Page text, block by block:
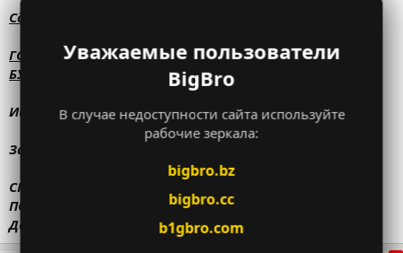
Сделаем по вашему желанию ПГТ!
ГОРЯЧИЙ КЛАД ! ВОЗЬМИ ЗАКАЖИ И ЧЕРЕЗ 5 ЧАСОВ ОН
БУДЕТ ТАМ ГДЕ ТЫ СКАЖЕШЬ !
Ищем курьера !
Заходите к нам в бот , и будете приятно удивлены !
СКИДКА ПО ВЫХОДНОМУ ДНЮ ДЛЯ НАШИХ
ПОЛЬЗОВАТЕЛЕЙ !
Доставка ПОЧТОЙ!
Уважаемые пользователи
BigBro
В случае недоступности сайта используйте
рабочие зеркала:
bigbro.bz
bigbro.cc
b1gbro.com